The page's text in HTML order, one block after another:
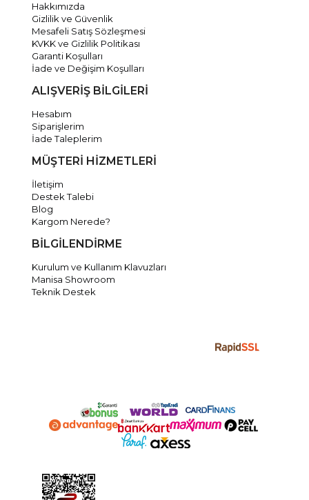
Hakkımızda
Gizlilik ve Güvenlik
Mesafeli Satış Sözleşmesi
KVKK ve Gizlilik Politikası
Garanti Koşulları
İade ve Değişim Koşulları
ALIŞVERİŞ BİLGİLERİ
Hesabım
Siparişlerim
İade Taleplerim
MÜŞTERİ HİZMETLERİ
İletişim
Destek Talebi
Blog
Kargom Nerede?
BİLGİLENDİRME
Kurulum ve Kullanım Klavuzları
Manisa Showroom
Teknik Destek